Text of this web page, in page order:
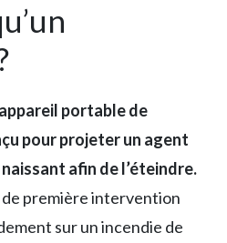
portable de
pour projeter un agent
afin de l’éteindre.
de première intervention
sur un incendie de